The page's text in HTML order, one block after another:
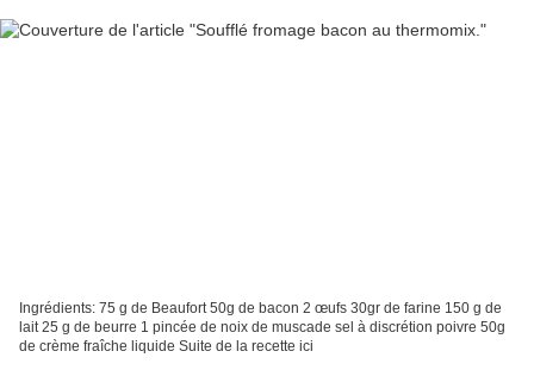
Ingrédients: 75 g de Beaufort 50g de bacon 2 œufs 30gr de farine 150 g de
lait 25 g de beurre 1 pincée de noix de muscade sel à discrétion poivre 50g
de crème fraîche liquide Suite de la recette ici